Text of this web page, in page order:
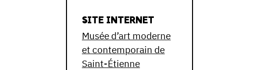
SITE INTERNET
Musée d’art moderne
et contemporain de
Saint-Étienne